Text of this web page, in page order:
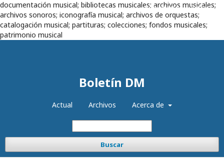
documentación musical; bibliotecas musicales; archivos musicales;
archivos sonoros; iconografía musical; archivos de orquestas;
catalogación musical; partituras; colecciones; fondos musicales;
patrimonio musical
Boletín DM
Actual Archivos Acerca de
Buscar
Registrarse Entrar